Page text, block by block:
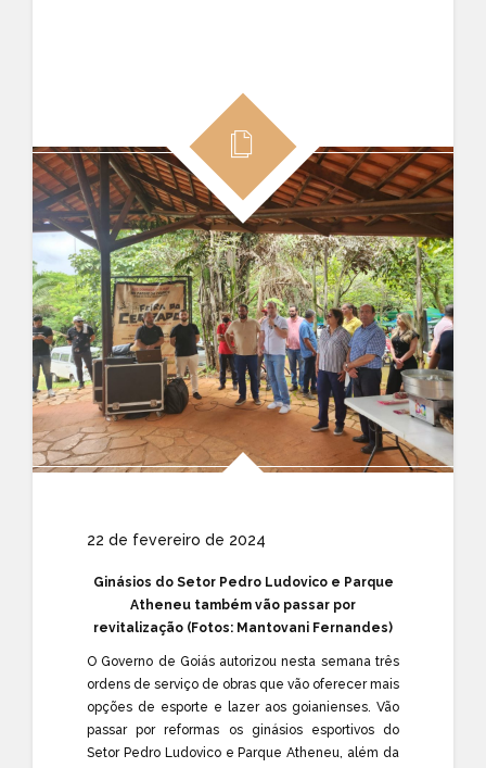
22 de fevereiro de 2024
Ginásios do Setor Pedro Ludovico e Parque
Atheneu também vão passar por
revitalização (Fotos: Mantovani Fernandes)
O Governo de Goiás autorizou nesta semana três
ordens de serviço de obras que vão oferecer mais
opções de esporte e lazer aos goianienses. Vão
passar por reformas os ginásios esportivos do
Setor Pedro Ludovico e Parque Atheneu, além da